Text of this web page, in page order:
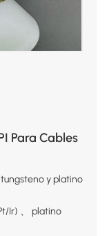
Para Cables
y platino
Ir) 、 platino